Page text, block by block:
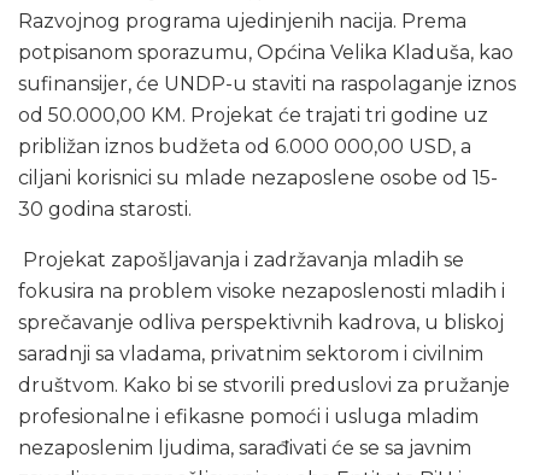
Razvojnog programa ujedinjenih nacija. Prema
potpisanom sporazumu, Općina Velika Kladuša, kao
sufinansijer, će UNDP-u staviti na raspolaganje iznos
od 50.000,00 KM. Projekat će trajati tri godine uz
približan iznos budžeta od 6.000 000,00 USD, a
ciljani korisnici su mlade nezaposlene osobe od 15-
30 godina starosti.
Projekat zapošljavanja i zadržavanja mladih se
fokusira na problem visoke nezaposlenosti mladih i
sprečavanje odliva perspektivnih kadrova, u bliskoj
saradnji sa vladama, privatnim sektorom i civilnim
društvom. Kako bi se stvorili preduslovi za pružanje
profesionalne i efikasne pomoći i usluga mladim
nezaposlenim ljudima, sarađivati će se sa javnim